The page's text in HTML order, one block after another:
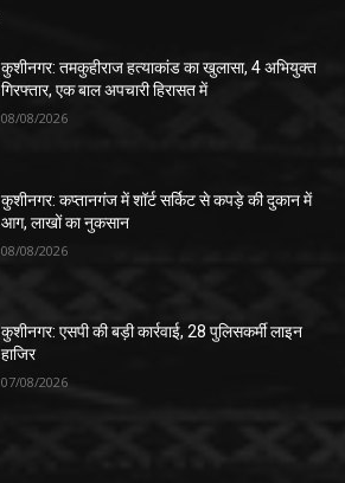
कुशीनगर: तमकुहीराज हत्याकांड का खुलासा, 4 अभियुक्त
गिरफ्तार, एक बाल अपचारी हिरासत में
08/08/2026
कुशीनगर: कप्तानगंज में शॉर्ट सर्किट से कपड़े की दुकान में
आग, लाखों का नुकसान
08/08/2026
कुशीनगर: एसपी की बड़ी कार्रवाई, 28 पुलिसकर्मी लाइन
हाजिर
07/08/2026